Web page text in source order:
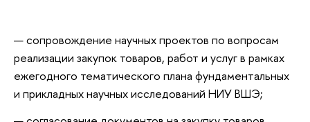
сопровождение научных проектов по вопросам
реализации закупок товаров, работ и услуг в рамках
ежегодного тематического плана фундаментальных
и прикладных научных исследований НИУ ВШЭ;